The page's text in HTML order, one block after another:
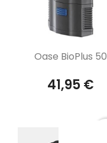
Aperçu rapide
Oase BioPlus 50
41,95 €